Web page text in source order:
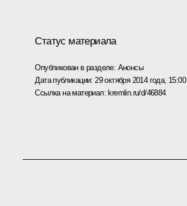
Статус материала
Опубликован в разделе: Анонсы
Дата публикации: 29 октября 2014 года, 15:00
Ссылка на материал:kremlin.ru/d/46884